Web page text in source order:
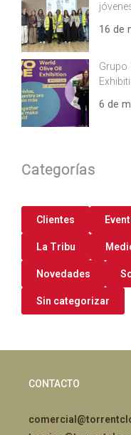
16 de
Grupo
6 de
Categorías
Clientes
La Tribu
Novedades
Sin categorizar
CONTACTO